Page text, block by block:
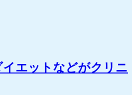
イエットなどがクリニ